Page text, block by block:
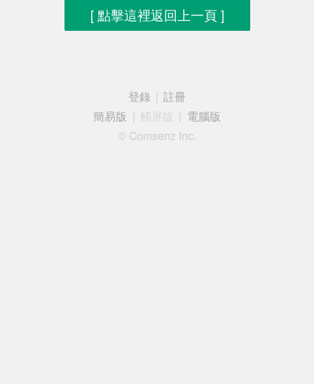
[ 點擊這裡返回上一頁 ]
登錄
註冊
簡易版
觸屏版
電腦版
© Comsenz Inc.